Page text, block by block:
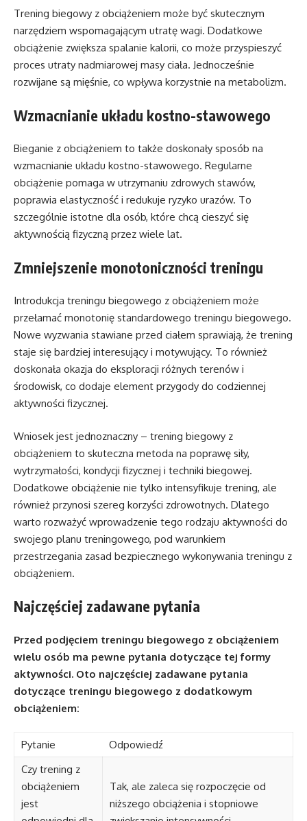
Trening biegowy z obciążeniem może być skutecznym
narzędziem wspomagającym utratę wagi. Dodatkowe
obciążenie zwiększa spalanie kalorii, co może przyspieszyć
proces utraty nadmiarowej masy ciała. Jednocześnie
rozwijane są mięśnie, co wpływa korzystnie na metabolizm.
Wzmacnianie układu kostno-stawowego
Bieganie z obciążeniem to także doskonały sposób na
wzmacnianie układu kostno-stawowego. Regularne
obciążenie pomaga w utrzymaniu zdrowych stawów,
poprawia elastyczność i redukuje ryzyko urazów. To
szczególnie istotne dla osób, które chcą cieszyć się
aktywnością fizyczną przez wiele lat.
Zmniejszenie monotoniczności treningu
Introdukcja treningu biegowego z obciążeniem może
przełamać monotonię standardowego treningu biegowego.
Nowe wyzwania stawiane przed ciałem sprawiają, że trening
staje się bardziej interesujący i motywujący. To również
doskonała okazja do eksploracji różnych terenów i
środowisk, co dodaje element przygody do codziennej
aktywności fizycznej.
Wniosek jest jednoznaczny – trening biegowy z
obciążeniem to skuteczna metoda na poprawę siły,
wytrzymałości, kondycji fizycznej i techniki biegowej.
Dodatkowe obciążenie nie tylko intensyfikuje trening, ale
również przynosi szereg korzyści zdrowotnych. Dlatego
warto rozważyć wprowadzenie tego rodzaju aktywności do
swojego planu treningowego, pod warunkiem
przestrzegania zasad bezpiecznego wykonywania treningu z
obciążeniem.
Najczęściej zadawane pytania
Przed podjęciem treningu biegowego z obciążeniem
wielu osób ma pewne pytania dotyczące tej formy
aktywności. Oto najczęściej zadawane pytania
dotyczące treningu biegowego z dodatkowym
obciążeniem:
Pytanie
Odpowiedź
Czy trening z
obciążeniem
jest
Tak, ale zaleca się rozpoczęcie od
niższego obciążenia i stopniowe